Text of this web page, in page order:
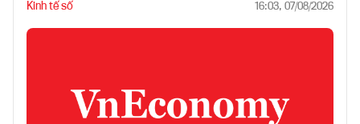
Kinh tế số 16:03, 07/08/2026